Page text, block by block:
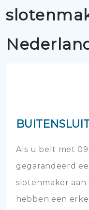
Als u belt met
gegarandeerd
slotenmaker
hebben een